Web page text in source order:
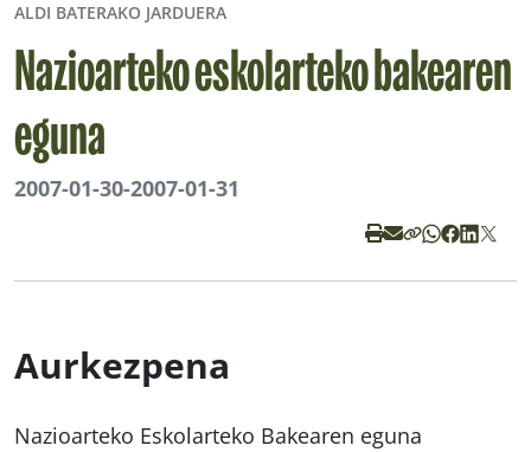
ALDI BATERAKO JARDUERA
Nazioarteko eskolarteko bakearen
eguna
2007-01-30-2007-01-31
Aurkezpena
Nazioarteko Eskolarteko Bakearen eguna